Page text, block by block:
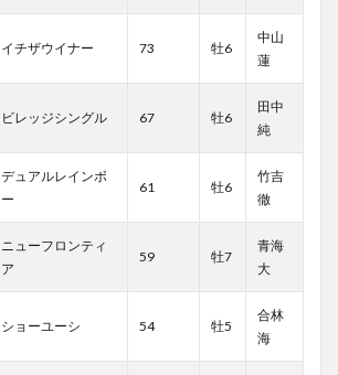
イチザウイナー 73 牡6
中山
蓮
ビレッジシングル 67 牡6
田中
純
デュアルレインボ
ー
61 牡6
竹吉
徹
ニューフロンティ
ア
59 牡7
青海
大
ショーユーシ 54 牡5
合林
海